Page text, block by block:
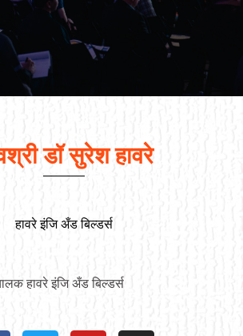
डॉ सुरेश हावरे
हावरे इंजि अँड बिल्डर्स
हावरे इंजि अँड बिल्डर्स